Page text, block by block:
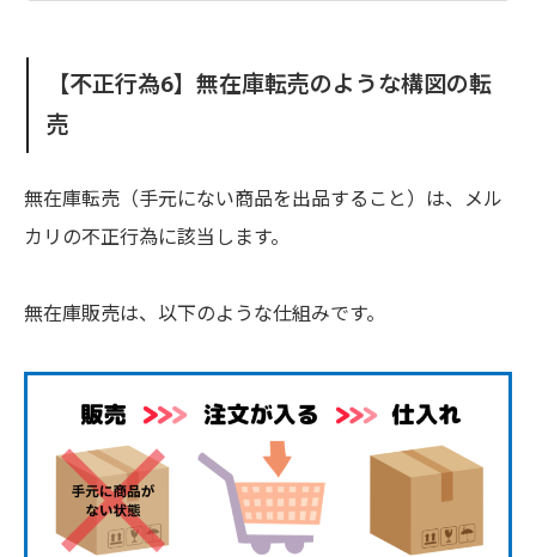
【不正行為6】無在庫転売のような構図の転
売
無在庫転売（手元にない商品を出品すること）は、メル
カリの不正行為に該当します。
無在庫販売は、以下のような仕組みです。